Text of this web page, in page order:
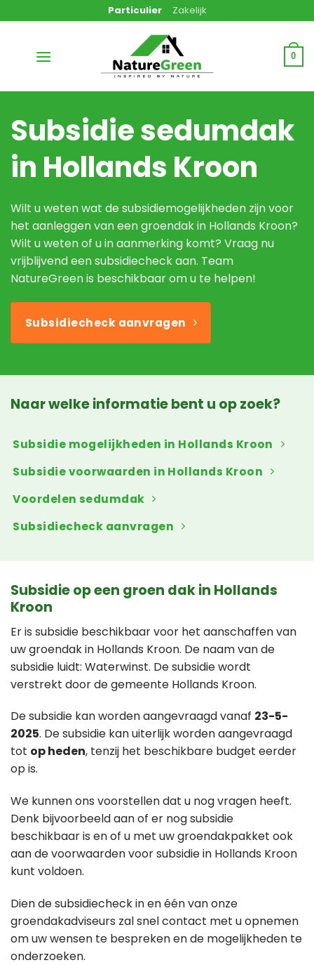
naar
Particulier Zakelijk
0
Subsidie sedumdak
in Hollands Kroon
Wilt u weten wat de subsidiemogelijkheden zijn voor
het aanleggen van een groendak in Hollands Kroon?
Wilt u weten of u in aanmerking komt? Vraag nu
vrijblijvend een subsidiecheck aan. Team
NatureGreen is beschikbaar om u te helpen!
Subsidiecheck aanvragen
Naar welke informatie bent u op zoek?
Subsidie mogelijkheden in Hollands Kroon
Subsidie voorwaarden in Hollands Kroon
Voordelen sedumdak
Subsidiecheck aanvragen
Subsidie op een groen dak in Hollands
Kroon
Er is subsidie beschikbaar voor het aanschaffen van
uw groendak in Hollands Kroon. De naam van de
subsidie luidt: Waterwinst. De subsidie wordt
verstrekt door de gemeente Hollands Kroon.
De subsidie kan worden aangevraagd vanaf 23-5-
2025. De subsidie kan uiterlijk worden aangevraagd
tot op heden, tenzij het beschikbare budget eerder
op is.
We kunnen ons voorstellen dat u nog vragen heeft.
Denk bijvoorbeeld aan of er nog subsidie
beschikbaar is en of u met uw groendakpakket ook
aan de voorwaarden voor subsidie in Hollands Kroon
kunt voldoen.
Dien de subsidiecheck in en één van onze
groendakadviseurs zal snel contact met u opnemen
om uw wensen te bespreken en de mogelijkheden te
onderzoeken.